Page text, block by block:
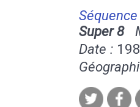
Super 8
Date :